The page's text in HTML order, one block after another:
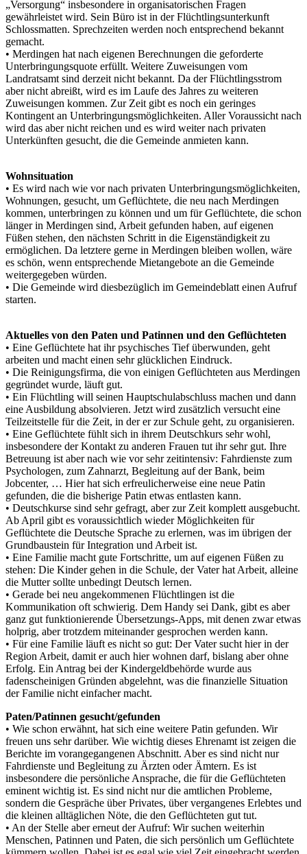
„Versorgung“ insbesondere in organisatorischen Fragen
gewährleistet wird. Sein Büro ist in der Flüchtlingsunterkunft
Schlossmatten. Sprechzeiten werden noch entsprechend bekannt
gemacht.
• Merdingen hat nach eigenen Berechnungen die geforderte
Unterbringungsquote erfüllt. Weitere Zuweisungen vom
Landratsamt sind derzeit nicht bekannt. Da der Flüchtlingsstrom
aber nicht abreißt, wird es im Laufe des Jahres zu weiteren
Zuweisungen kommen. Zur Zeit gibt es noch ein geringes
Kontingent an Unterbringungsmöglichkeiten. Aller Voraussicht nach
wird das aber nicht reichen und es wird weiter nach privaten
Unterkünften gesucht, die die Gemeinde anmieten kann.
Wohnsituation
• Es wird nach wie vor nach privaten Unterbringungsmöglichkeiten,
Wohnungen, gesucht, um Geflüchtete, die neu nach Merdingen
kommen, unterbringen zu können und um für Geflüchtete, die schon
länger in Merdingen sind, Arbeit gefunden haben, auf eigenen
Füßen stehen, den nächsten Schritt in die Eigenständigkeit zu
ermöglichen. Da letztere gerne in Merdingen bleiben wollen, wäre
es schön, wenn entsprechende Mietangebote an die Gemeinde
weitergegeben würden.
• Die Gemeinde wird diesbezüglich im Gemeindeblatt einen Aufruf
starten.
Aktuelles von den Paten und Patinnen und den Geflüchteten
• Eine Geflüchtete hat ihr psychisches Tief überwunden, geht
arbeiten und macht einen sehr glücklichen Eindruck.
• Die Reinigungsfirma, die von einigen Geflüchteten aus Merdingen
gegründet wurde, läuft gut.
• Ein Flüchtling will seinen Hauptschulabschluss machen und dann
eine Ausbildung absolvieren. Jetzt wird zusätzlich versucht eine
Teilzeitstelle für die Zeit, in der er zur Schule geht, zu organisieren.
• Eine Geflüchtete fühlt sich in ihrem Deutschkurs sehr wohl,
insbesondere der Kontakt zu anderen Frauen tut ihr sehr gut. Ihre
Betreuung ist aber nach wie vor sehr zeitintensiv: Fahrdienste zum
Psychologen, zum Zahnarzt, Begleitung auf der Bank, beim
Jobcenter, … Hier hat sich erfreulicherweise eine neue Patin
gefunden, die die bisherige Patin etwas entlasten kann.
• Deutschkurse sind sehr gefragt, aber zur Zeit komplett ausgebucht.
Ab April gibt es voraussichtlich wieder Möglichkeiten für
Geflüchtete die Deutsche Sprache zu erlernen, was im übrigen der
Grundbaustein für Integration und Arbeit ist.
• Eine Familie macht gute Fortschritte, um auf eigenen Füßen zu
stehen: Die Kinder gehen in die Schule, der Vater hat Arbeit, alleine
die Mutter sollte unbedingt Deutsch lernen.
• Gerade bei neu angekommenen Flüchtlingen ist die
Kommunikation oft schwierig. Dem Handy sei Dank, gibt es aber
ganz gut funktionierende Übersetzungs-Apps, mit denen zwar etwas
holprig, aber trotzdem miteinander gesprochen werden kann.
• Für eine Familie läuft es nicht so gut: Der Vater sucht hier in der
Region Arbeit, damit er auch hier wohnen darf, bislang aber ohne
Erfolg. Ein Antrag bei der Kindergeldbehörde wurde aus
fadenscheinigen Gründen abgelehnt, was die finanzielle Situation
der Familie nicht einfacher macht.
Paten/Patinnen gesucht/gefunden
• Wie schon erwähnt, hat sich eine weitere Patin gefunden. Wir
freuen uns sehr darüber. Wie wichtig dieses Ehrenamt ist zeigen die
Berichte im vorangegangenen Abschnitt. Aber es sind nicht nur
Fahrdienste und Begleitung zu Ärzten oder Ämtern. Es ist
insbesondere die persönliche Ansprache, die für die Geflüchteten
eminent wichtig ist. Es sind nicht nur die amtlichen Probleme,
sondern die Gespräche über Privates, über vergangenes Erlebtes und
die kleinen alltäglichen Nöte, die den Geflüchteten gut tut.
• An der Stelle aber erneut der Aufruf: Wir suchen weiterhin
Menschen, Patinnen und Paten, die sich persönlich um Geflüchtete